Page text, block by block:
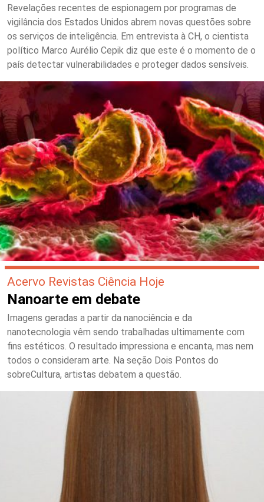
Revelações recentes de espionagem por programas de
vigilância dos Estados Unidos abrem novas questões sobre
os serviços de inteligência. Em entrevista à CH, o cientista
político Marco Aurélio Cepik diz que este é o momento de o
país detectar vulnerabilidades e proteger dados sensíveis.
Acervo Revistas Ciência Hoje
Nanoarte em debate
Imagens geradas a partir da nanociência e da
nanotecnologia vêm sendo trabalhadas ultimamente com
fins estéticos. O resultado impressiona e encanta, mas nem
todos o consideram arte. Na seção Dois Pontos do
sobreCultura, artistas debatem a questão.